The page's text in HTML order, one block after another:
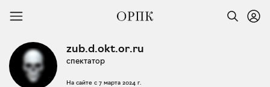
zub.d.okt.or.ru
спектатор
На сайте с 7 марта 2024 г.